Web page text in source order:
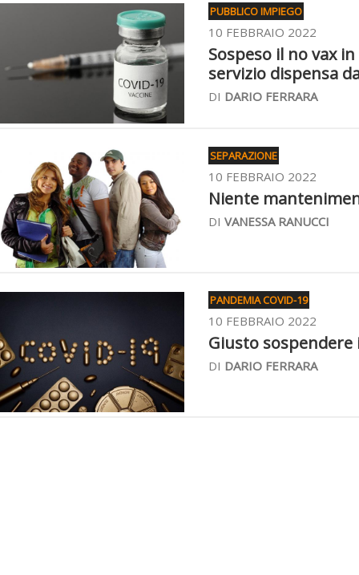
PUBBLICO IMPIEGO
10 FEBBRAIO 2022
Sospeso il no vax
servizio dispensa
DI DARIO FERRARA
SEPARAZIONE
10 FEBBRAIO 2022
Niente
DI VANESSA RANUCCI
PANDEMIA COVID-19
10 FEBBRAIO 2022
Giusto
DI DARIO FERRARA